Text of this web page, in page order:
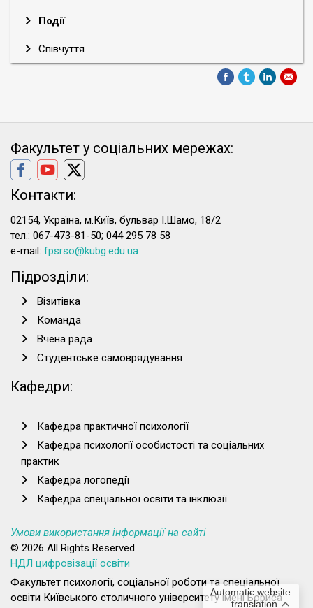
Події
Співчуття
Automatic website
translation
Факультет у соціальних мережах:
Контакти:
02154, Україна, м.Київ, бульвар І.Шамо, 18/2
тел.: 067-473-81-50; 044 295 78 58
e-mail: fpsrso@kubg.edu.ua
Підрозділи:
Візитівка
Команда
Вчена рада
Студентське самоврядування
Кафедри:
Кафедра практичної психології
Кафедра психології особистості та соціальних
практик
Кафедра логопедії
Кафедра спеціальної освіти та інклюзії
Умови використання інформації на сайті
© 2026 All Rights Reserved
НДЛ цифровізації освіти
Факультет психології, соціальної роботи та спеціальної
освіти Київського столичного університету імені Бориса